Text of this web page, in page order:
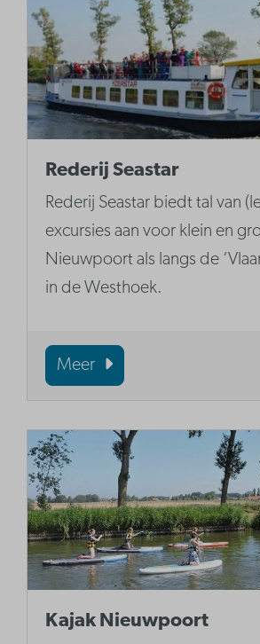
Rederij Seastar
Rederij Seastar biedt tal van
excursies aan voor klein en
Nieuwpoort als langs de
in de Westhoek.
Meer
Kajak Nieuwpoort